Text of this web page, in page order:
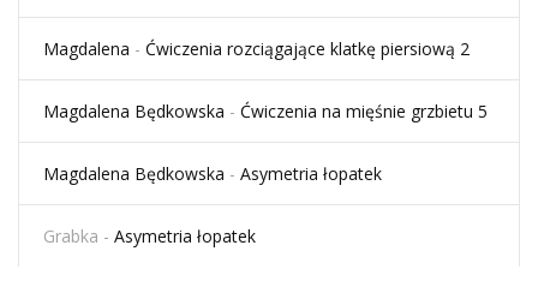
Magdalena - Ćwiczenia rozciągające klatkę piersiową 2
Magdalena Będkowska - Ćwiczenia na mięśnie grzbietu 5
Magdalena Będkowska - Asymetria łopatek
Grabka - Asymetria łopatek